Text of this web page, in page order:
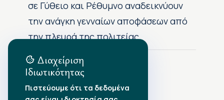
σε Γύθειο και Ρέθυμνο αναδεικνύουν
την ανάγκη γενναίων αποφάσεων από
την πλευρά της πολιτείας
Αρχείο Δημοσιεύσεων
Διαχείριση
Ιδιωτικότητας
Πιστεύουμε ότι τα δεδομένα